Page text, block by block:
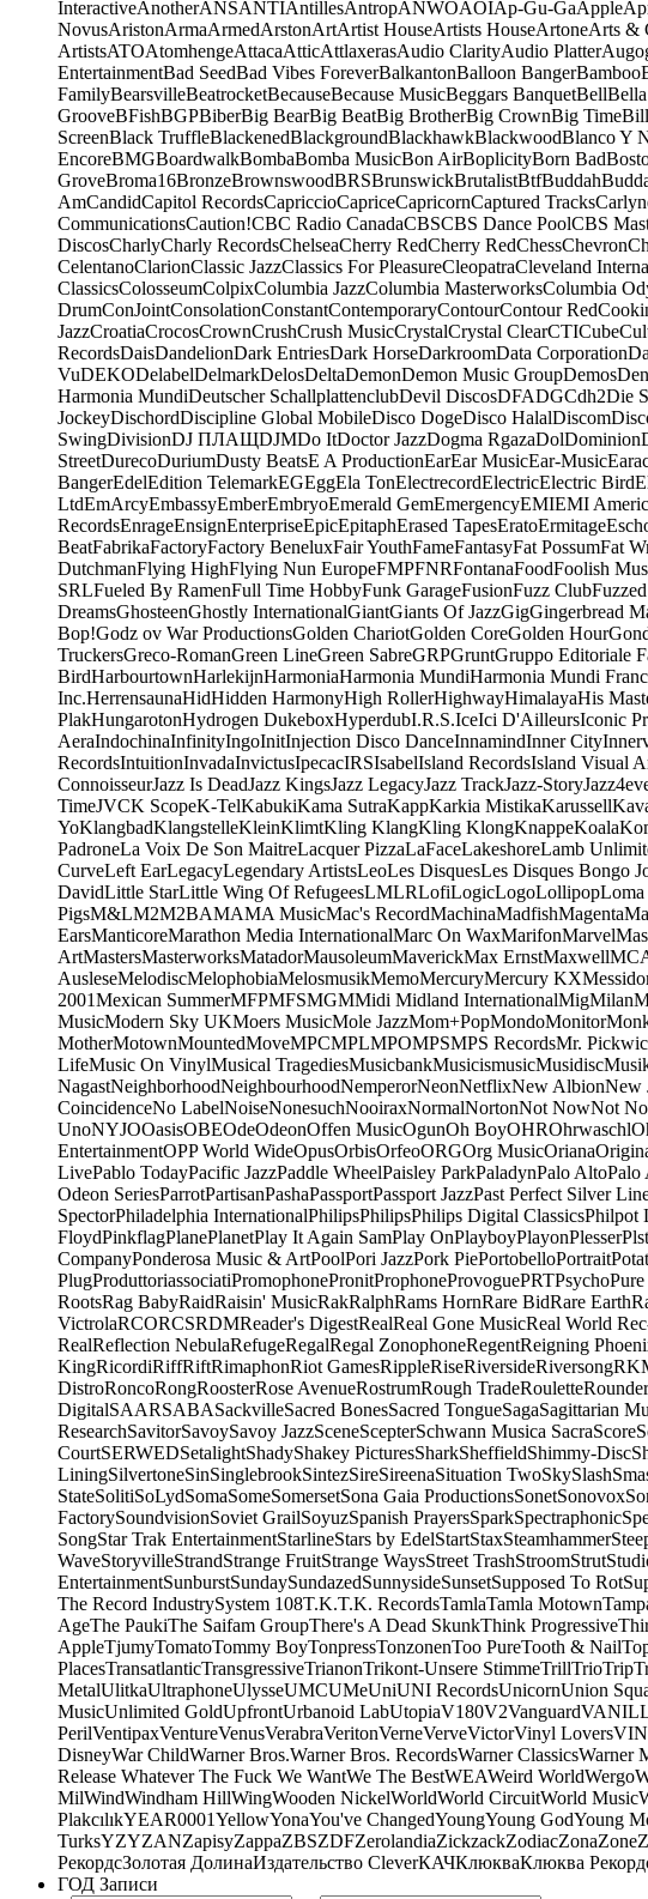
InteractiveAnotherANSANTIAntillesAntropANWOAOIAp-Gu-GaApple
NovusAristonArmaArmedArstonArtArtist HouseArtists HouseArtoneArts &
ArtistsATOAtomhengeAttacaAtticAttlaxerasAudio ClarityAudio Platter
EntertainmentBad SeedBad Vibes ForeverBalkantonBalloon BangerBamboo
FamilyBearsvilleBeatrocketBecauseBecause MusicBeggars BanquetBell
GrooveBFishBGPBiberBig BearBig BeatBig BrotherBig CrownBig Time
ScreenBlack TruffleBlackenedBlackgroundBlackhawkBlackwoodBlanco Y
EncoreBMGBoardwalkBombaBomba MusicBon AirBoplicityBorn Bad
GroveBroma16BronzeBrownswoodBRSBrunswickBrutalistBtfBuddah
AmCandidCapitol RecordsCapriccioCapriceCapricornCaptured Tracks
CommunicationsCaution!CBC Radio CanadaCBSCBS Dance PoolCBS
DiscosCharlyCharly RecordsChelseaCherry RedCherry RedChessChevron
CelentanoClarionClassic JazzClassics For PleasureCleopatraCleveland
ClassicsColosseumColpixColumbia JazzColumbia MasterworksColumbia
DrumConJointConsolationConstantContemporaryContourContour Red
JazzCroatiaCrocosCrownCrushCrush MusicCrystalCrystal ClearCTICube
RecordsDaisDandelionDark EntriesDark HorseDarkroomData Corporation
VuDEKODelabelDelmarkDelosDeltaDemonDemon Music GroupDemos
Harmonia MundiDeutscher SchallplattenclubDevil DiscosDFADGCdh2Die
JockeyDischordDiscipline Global MobileDisco DogeDisco HalalDiscom
SwingDivisionDJ ПЛАЩDJMDo ItDoctor JazzDogma RgazaDolDominion
StreetDurecoDuriumDusty BeatsE A ProductionEarEar MusicEar-Music
BangerEdelEdition TelemarkEGEggEla TonElectrecordElectricElectric Bird
LtdEmArcyEmbassyEmberEmbryoEmerald GemEmergencyEMIEMI
RecordsEnrageEnsignEnterpriseEpicEpitaphErased TapesEratoErmitage
BeatFabrikaFactoryFactory BeneluxFair YouthFameFantasyFat PossumFat
DutchmanFlying HighFlying Nun EuropeFMPFNRFontanaFoodFoolish
SRLFueled By RamenFull Time HobbyFunk GarageFusionFuzz Club
DreamsGhosteenGhostly InternationalGiantGiants Of JazzGigGingerbread
Bop!Godz ov War ProductionsGolden ChariotGolden CoreGolden Hour
TruckersGreco-RomanGreen LineGreen SabreGRPGruntGruppo Editoriale
BirdHarbourtownHarlekijnHarmoniaHarmonia MundiHarmonia Mundi
Inc.HerrensaunaHidHidden HarmonyHigh RollerHighwayHimalayaHis
PlakHungarotonHydrogen DukeboxHyperdubI.R.S.IceIci D'AilleursIconic
AeraIndochinaInfinityIngoInitInjection Disco DanceInnamindInner City
RecordsIntuitionInvadaInvictusIpecacIRSIsabelIsland RecordsIsland Visual
ConnoisseurJazz Is DeadJazz KingsJazz LegacyJazz TrackJazz-Story
TimeJVCK ScopeK-TelKabukiKama SutraKappKarkia MistikaKarussell
YoKlangbadKlangstelleKleinKlimtKling KlangKling KlongKnappeKoala
PadroneLa Voix De Son MaitreLacquer PizzaLaFaceLakeshoreLamb
CurveLeft EarLegacyLegendary ArtistsLeoLes DisquesLes Disques Bongo
DavidLittle StarLittle Wing Of RefugeesLMLRLofiLogicLogoLollipopLoma
PigsM&LM2M2BAMAMA MusicMac's RecordMachinaMadfishMagenta
EarsManticoreMarathon Media InternationalMarc On WaxMarifonMarvel
ArtMastersMasterworksMatadorMausoleumMaverickMax ErnstMaxwell
AusleseMelodiscMelophobiaMelosmusikMemoMercuryMercury KX
2001Mexican SummerMFPMFSMGMMidi Midland InternationalMigMilan
MusicModern Sky UKMoers MusicMole JazzMom+PopMondoMonitor
MotherMotownMountedMoveMPCMPLMPOMPSMPS RecordsMr.
LifeMusic On VinylMusical TragediesMusicbankMusicismusicMusidisc
NagastNeighborhoodNeighbourhoodNemperorNeonNetflixNew AlbionNew
CoincidenceNo LabelNoiseNonesuchNooiraxNormalNortonNot NowNot
UnoNYJOOasisOBEOdeOdeonOffen MusicOgunOh BoyOHROhrwaschl
EntertainmentOPP World WideOpusOrbisOrfeoORGOrg MusicOriana
LivePablo TodayPacific JazzPaddle WheelPaisley ParkPaladynPalo AltoPalo
Odeon SeriesParrotPartisanPashaPassportPassport JazzPast Perfect Silver
SpectorPhiladelphia InternationalPhilipsPhilipsPhilips Digital ClassicsPhilpot
FloydPinkflagPlanePlanetPlay It Again SamPlay OnPlayboyPlayonPlesser
CompanyPonderosa Music & ArtPoolPori JazzPork PiePortobelloPortrait
PlugProduttoriassociatiPromophonePronitProphoneProvoguePRTPsychoPure
RootsRag BabyRaidRaisin' MusicRakRalphRams HornRare BidRare Earth
VictrolaRCORCSRDMReader's DigestRealReal Gone MusicReal World
RealReflection NebulaRefugeRegalRegal ZonophoneRegentReigning
KingRicordiRiffRiftRimaphonRiot GamesRippleRiseRiversideRiversong
DistroRoncoRongRoosterRose AvenueRostrumRough TradeRouletteRounder
DigitalSAARSABASackvilleSacred BonesSacred TongueSagaSagittarian
ResearchSavitorSavoySavoy JazzSceneScepterSchwann Musica SacraScore
CourtSERWEDSetalightShadyShakey PicturesSharkSheffieldShimmy-Disc
LiningSilvertoneSinSinglebrookSintezSireSireenaSituation TwoSkySlash
StateSolitiSoLydSomaSomeSomersetSona Gaia ProductionsSonetSonovox
FactorySoundvisionSoviet GrailSoyuzSpanish PrayersSparkSpectraphonic
SongStar Trak EntertainmentStarlineStars by EdelStartStaxSteamhammer
WaveStoryvilleStrandStrange FruitStrange WaysStreet TrashStroomStrut
EntertainmentSunburstSundaySundazedSunnysideSunsetSupposed To Rot
The Record IndustrySystem 108T.K.T.K. RecordsTamlaTamla Motown
AgeThe PaukiThe Saifam GroupThere's A Dead SkunkThink Progressive
AppleTjumyTomatoTommy BoyTonpressTonzonenToo PureTooth & Nail
PlacesTransatlanticTransgressiveTrianonTrikont-Unsere StimmeTrillTrioTrip
MetalUlitkaUltraphoneUlysseUMCUMeUniUNI RecordsUnicornUnion
MusicUnlimited GoldUpfrontUrbanoid LabUtopiaV180V2Vanguard
PerilVentipaxVentureVenusVerabraVeritonVerneVerveVictorVinyl Lovers
DisneyWar ChildWarner Bros.Warner Bros. RecordsWarner ClassicsWarner
Release Whatever The Fuck We WantWe The BestWEAWeird WorldWergo
MilWindWindham HillWingWooden NickelWorldWorld CircuitWorld Music
PlakcılıkYEAR0001YellowYonaYou've ChangedYoungYoung GodYoung
TurksYZYZANZapisyZappaZBSZDFZerolandiaZickzackZodiacZonaZone
РекордсЗолотая ДолинаИздательство CleverКАЧКлюкваКлюква
ГОД Записи